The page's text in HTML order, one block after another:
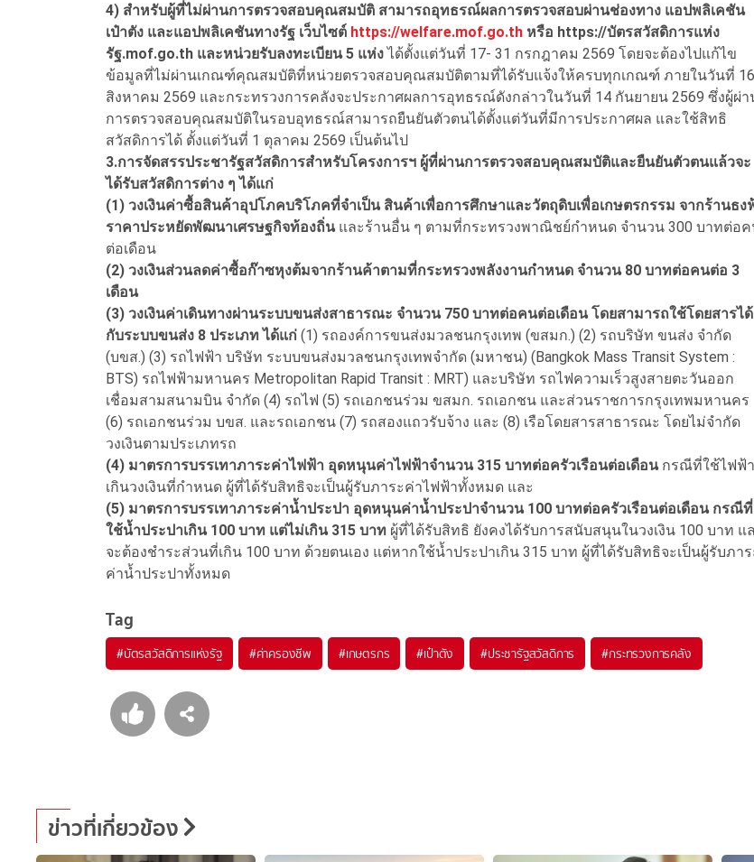
4) สำหรับผู้ที่ไม่ผ่านการตรวจสอบคุณสมบัติ สามารถอุทธรณ์ผลการตรวจสอบผ่านช่องทาง แอปพลิเคชัน
เป๋าตัง และแอปพลิเคชันทางรัฐ เว็บไซต์ https://welfare.mof.go.th หรือ https://บัตรสวัสดิการแห่ง
รัฐ.mof.go.th และหน่วยรับลงทะเบียน 5 แห่งได้ตั้งแต่วันที่ 17- 31 กรกฎาคม 2569 โดยจะต้องไปแก้ไข
ข้อมูลที่ไม่ผ่านเกณฑ์คุณสมบัติที่หน่วยตรวจสอบคุณสมบัติตามที่ได้รับแจ้งให้ครบทุกเกณฑ์ ภายในวันที่ 16
สิงหาคม 2569 และกระทรวงการคลังจะประกาศผลการอุทธรณ์ดังกล่าวในวันที่ 14 กันยายน 2569 ซึ่งผู้ผ่า
การตรวจสอบคุณสมบัติในรอบอุทธรณ์สามารถยืนยันตัวตนได้ตั้งแต่วันที่มีการประกาศผล และใช้สิทธิ
สวัสดิการได้ ตั้งแต่วันที่ 1 ตุลาคม 2569 เป็นต้นไป
3.การจัดสรรประชารัฐสวัสดิการสำหรับโครงการฯ ผู้ที่ผ่านการตรวจสอบคุณสมบัติและยืนยันตัวตนแล้วจะ
ได้รับสวัสดิการต่าง ๆ ได้แก่
(1) วงเงินค่าซื้อสินค้าอุปโภคบริโภคที่จำเป็น สินค้าเพื่อการศึกษาและวัตถุดิบเพื่อเกษตรกรรม จากร้านธง
ราคาประหยัดพัฒนาเศรษฐกิจท้องถิ่นและร้านอื่น ๆ ตามที่กระทรวงพาณิชย์กำหนด จำนวน 300 บาทต่อ
ต่อเดือน
(2) วงเงินส่วนลดค่าซื้อก๊าซหุงต้มจากร้านค้าตามที่กระทรวงพลังงานกำหนด จำนวน 80 บาทต่อคนต่อ 3
เดือน
(3) วงเงินค่าเดินทางผ่านระบบขนส่งสาธารณะ จำนวน 750 บาทต่อคนต่อเดือน โดยสามารถใช้โดยสารได้
กับระบบขนส่ง 8 ประเภท ได้แก่ (1) รถองค์การขนส่งมวลชนกรุงเทพ (ขสมก.) (2) รถบริษัท ขนส่ง จำกัด
(บขส.) (3) รถไฟฟ้า บริษัท ระบบขนส่งมวลชนกรุงเทพจำกัด (มหาชน) (Bangkok Mass Transit System :
BTS) รถไฟฟ้ามหานคร Metropolitan Rapid Transit : MRT) และบริษัท รถไฟความเร็วสูงสายตะวันออก
เชื่อมสามสนามบิน จำกัด (4) รถไฟ (5) รถเอกชนร่วม ขสมก. รถเอกชน และส่วนราชการกรุงเทพมหานคร
(6) รถเอกชนร่วม บขส. และรถเอกชน (7) รถสองแถวรับจ้าง และ (8) เรือโดยสารสาธารณะ โดยไม่จำกัด
วงเงินตามประเภทรถ
(4) มาตรการบรรเทาภาระค่าไฟฟ้า อุดหนุนค่าไฟฟ้าจำนวน 315 บาทต่อครัวเรือนต่อเดือนกรณีที่ใช้ไฟฟ้า
เกินวงเงินที่กำหนด ผู้ที่ได้รับสิทธิจะเป็นผู้รับภาระค่าไฟฟ้าทั้งหมด และ
(5) มาตรการบรรเทาภาระค่าน้ำประปา อุดหนุนค่าน้ำประปาจำนวน 100 บาทต่อครัวเรือนต่อเดือน กรณีที่
ใช้น้ำประปาเกิน 100 บาท แต่ไม่เกิน 315 บาท ผู้ที่ได้รับสิทธิ ยังคงได้รับการสนับสนุนในวงเงิน 100 บาท แ
จะต้องชำระส่วนที่เกิน 100 บาท ด้วยตนเอง แต่หากใช้น้ำประปาเกิน 315 บาท ผู้ที่ได้รับสิทธิจะเป็นผู้รับภาร
ค่าน้ำประปาทั้งหมด
Tag
#บัตรสวัสดิการแห่งรัฐ #ค่าครองชีพ #เกษตรกร #เป๋าตัง #ประชารัฐสวัสดิการ #กระทรวงการคลัง
ข่าวที่เกี่ยวข้อง